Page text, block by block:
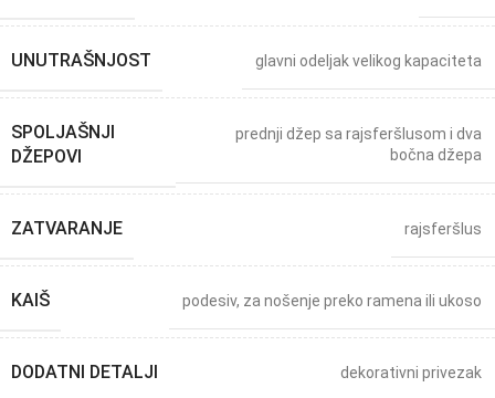
UNUTRAŠNJOST glavni odeljak velikog kapaciteta
SPOLJAŠNJI
DŽEPOVI
prednji džep sa rajsferšlusom i dva
bočna džepa
ZATVARANJE rajsferšlus
KAIŠ podesiv, za nošenje preko ramena ili ukoso
DODATNI DETALJI dekorativni privezak